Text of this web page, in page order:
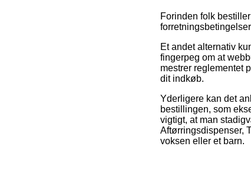
Forinden folk
Et andet alternativ
fingerpeg om at
mestrer reglementet
dit indkøb.
Yderligere kan det
bestillingen, som
vigtigt, at man
Aftørringsdispenser,
voksen eller et barn.